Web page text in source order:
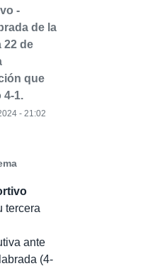
-
de la
22 de
que
4-1.
- 21:02
tercera
ante
(4-